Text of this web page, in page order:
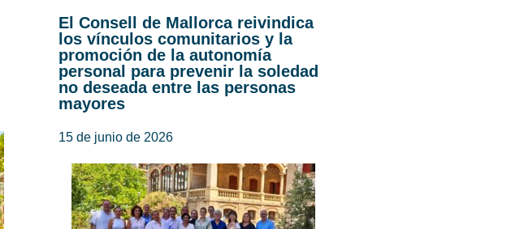
El Consell de Mallorca reivindica
los vínculos comunitarios y la
promoción de la autonomía
personal para prevenir la soledad
no deseada entre las personas
mayores
15 de junio de 2026